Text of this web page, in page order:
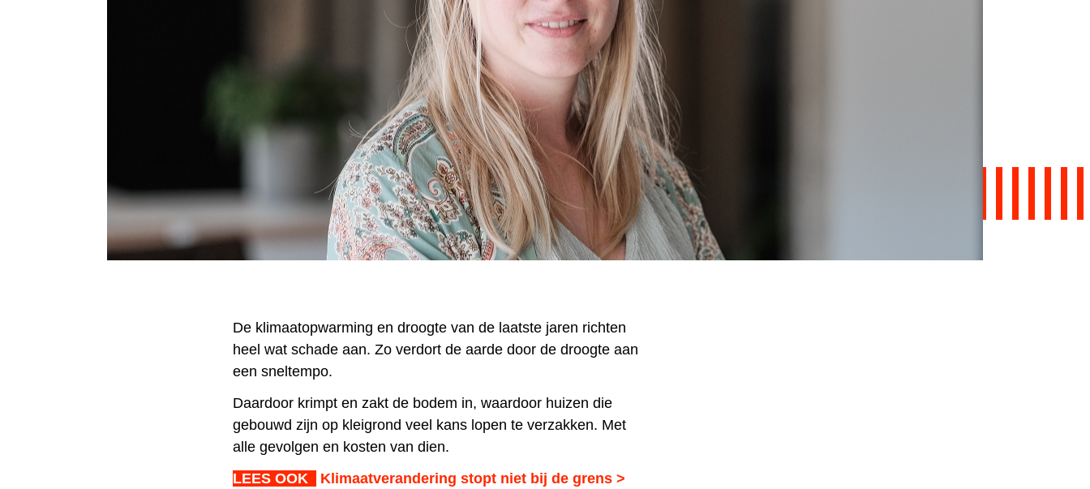
De klimaatopwarming en droogte van de laatste jaren richten
heel wat schade aan.Zo verdort de aarde door de droogte aan
een sneltempo.
Daardoor krimpt en zakt de bodem in, waardoor huizen die
gebouwd zijn op kleigrond veel kans lopen te verzakken. Met
alle gevolgen en kosten van dien.
LEES OOK
Klimaatverandering stopt niet bij de grens >